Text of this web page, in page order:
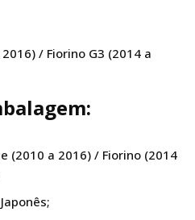
/ Fiorino G3 (2014 a
(2010 a 2016) / Fiorino (2014